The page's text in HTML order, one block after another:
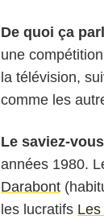
De quoi ça
une
la télévision,
comme les
Le saviez-
années 1980.
Darabont
les lucratifs